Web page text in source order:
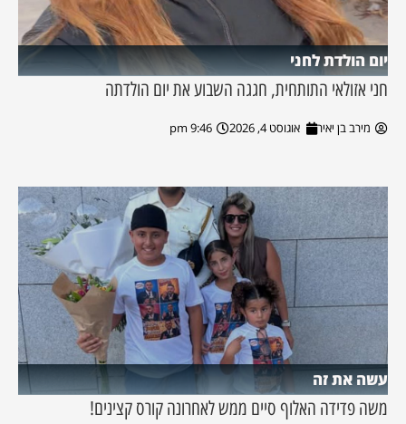
יום הולדת לחני
חני אזולאי התותחית, חגגה השבוע את יום הולדתה
מירב בן יאיר אוגוסט 4, 2026 9:46 pm
עשה את זה
משה פדידה האלוף סיים ממש לאחרונה קורס קצינים!